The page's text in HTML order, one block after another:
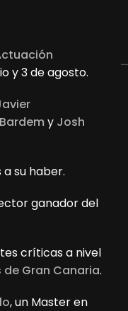
y 3 de agosto.
y Josh
su haber.
ganador del
críticas a nivel
de Gran Canaria.
, un Master en